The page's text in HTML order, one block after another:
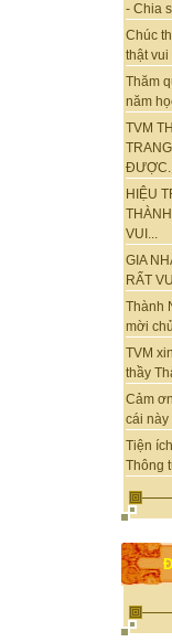
- Chia
Chúc
thật vui
Thăm
năm
TVM
HIỆU
VUI...
GIA
RẤT
Thành
mời
TVM
thầy
Cảm
cái này
Tiện
Thông